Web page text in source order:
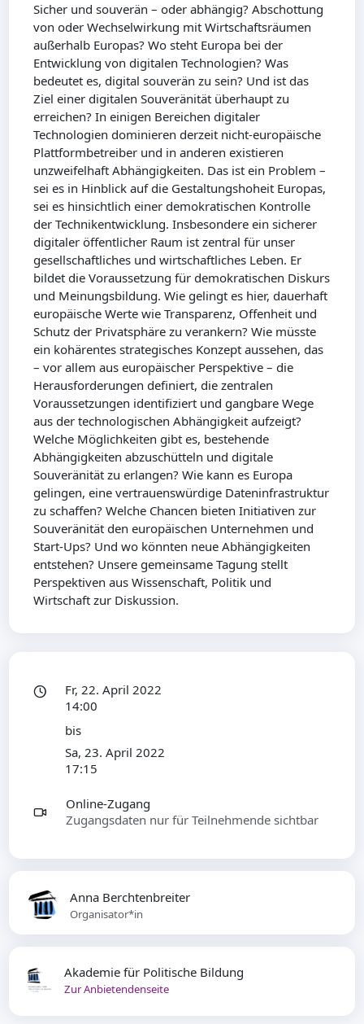
Sicher und souverän – oder abhängig? Abschottung
von oder Wechselwirkung mit Wirtschaftsräumen
außerhalb Europas? Wo steht Europa bei der
Entwicklung von digitalen Technologien? Was
bedeutet es, digital souverän zu sein? Und ist das
Ziel einer digitalen Souveränität überhaupt zu
erreichen? In einigen Bereichen digitaler
Technologien dominieren derzeit nicht-europäische
Plattformbetreiber und in anderen existieren
unzweifelhaft Abhängigkeiten. Das ist ein Problem –
sei es in Hinblick auf die Gestaltungshoheit Europas,
sei es hinsichtlich einer demokratischen Kontrolle
der Technikentwicklung. Insbesondere ein sicherer
digitaler öffentlicher Raum ist zentral für unser
gesellschaftliches und wirtschaftliches Leben. Er
bildet die Voraussetzung für demokratischen Diskurs
und Meinungsbildung. Wie gelingt es hier, dauerhaft
europäische Werte wie Transparenz, Offenheit und
Schutz der Privatsphäre zu verankern? Wie müsste
ein kohärentes strategisches Konzept aussehen, das
– vor allem aus europäischer Perspektive – die
Herausforderungen definiert, die zentralen
Voraussetzungen identifiziert und gangbare Wege
aus der technologischen Abhängigkeit aufzeigt?
Welche Möglichkeiten gibt es, bestehende
Abhängigkeiten abzuschütteln und digitale
Souveränität zu erlangen? Wie kann es Europa
gelingen, eine vertrauenswürdige Dateninfrastruktur
zu schaffen? Welche Chancen bieten Initiativen zur
Souveränität den europäischen Unternehmen und
Start-Ups? Und wo könnten neue Abhängigkeiten
entstehen? Unsere gemeinsame Tagung stellt
Perspektiven aus Wissenschaft, Politik und
Wirtschaft zur Diskussion.
Akademie für Politische Bildung
Zur Anbietendenseite
Anna Berchtenbreiter
Organisator*in
Fr, 22. April 2022
14:00
bis
Sa, 23. April 2022
17:15
Online-Zugang
Zugangsdaten nur für Teilnehmende sichtbar